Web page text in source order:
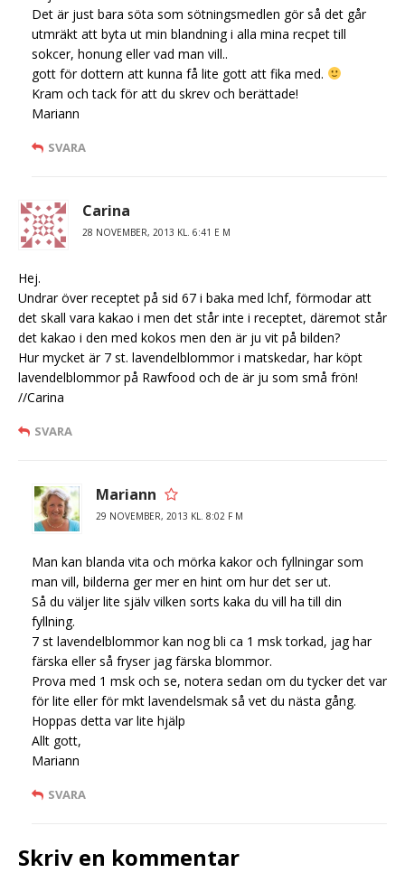
Det är just bara söta som sötningsmedlen gör så det går
utmräkt att byta ut min blandning i alla mina recpet till
sokcer, honung eller vad man vill..
gott för dottern att kunna få lite gott att fika med.
Kram och tack för att du skrev och berättade!
Mariann
SVARA
Carina
28 NOVEMBER, 2013 KL. 6:41 E M
Hej.
Undrar över receptet på sid 67 i baka med lchf, förmodar att
det skall vara kakao i men det står inte i receptet, däremot står
det kakao i den med kokos men den är ju vit på bilden?
Hur mycket är 7 st. lavendelblommor i matskedar, har köpt
lavendelblommor på Rawfood och de är ju som små frön!
//Carina
SVARA
Mariann
29 NOVEMBER, 2013 KL. 8:02 F M
Man kan blanda vita och mörka kakor och fyllningar som
man vill, bilderna ger mer en hint om hur det ser ut.
Så du väljer lite själv vilken sorts kaka du vill ha till din
fyllning.
7 st lavendelblommor kan nog bli ca 1 msk torkad, jag har
färska eller så fryser jag färska blommor.
Prova med 1 msk och se, notera sedan om du tycker det var
för lite eller för mkt lavendelsmak så vet du nästa gång.
Hoppas detta var lite hjälp
Allt gott,
Mariann
SVARA
Skriv en kommentar